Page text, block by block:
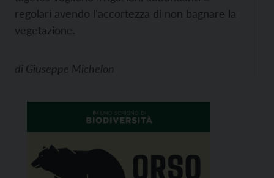
regolari avendo l’accortezza di non bagnare la
vegetazione.
di Giuseppe Michelon